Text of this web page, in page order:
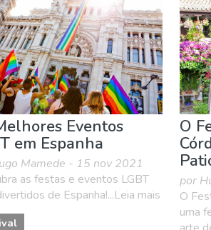
Eventos
em Espanha
Mamede - 15 nov 2021
as festas e eventos LGBT
de Espanha!...Leia mais
O
por
O
uma